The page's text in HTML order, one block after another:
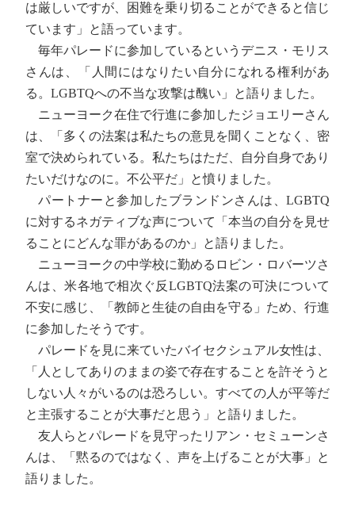
は厳しいですが、困難を乗り切ることができると信じ
ています」と語っています。
毎年パレードに参加しているというデニス・モリス
さんは、「人間にはなりたい自分になれる権利があ
る。LGBTQへの不当な攻撃は醜い」と語りました。
ニューヨーク在住で行進に参加したジョエリーさん
は、「多くの法案は私たちの意見を聞くことなく、密
室で決められている。私たちはただ、自分自身であり
たいだけなのに。不公平だ」と憤りました。
パートナーと参加したブランドンさんは、LGBTQ
に対するネガティブな声について「本当の自分を見せ
ることにどんな罪があるのか」と語りました。
ニューヨークの中学校に勤めるロビン・ロバーツさ
んは、米各地で相次ぐ反LGBTQ法案の可決について
不安に感じ、「教師と生徒の自由を守る」ため、行進
に参加したそうです。
パレードを見に来ていたバイセクシュアル女性は、
「人としてありのままの姿で存在することを許そうと
しない人々がいるのは恐ろしい。すべての人が平等だ
と主張することが大事だと思う」と語りました。
友人らとパレードを見守ったリアン・セミューンさ
んは、「黙るのではなく、声を上げることが大事」と
語りました。